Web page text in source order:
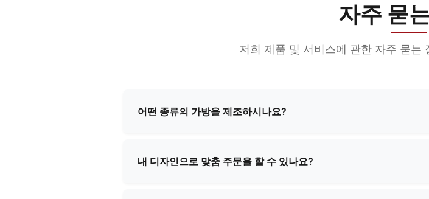
자주 묻
저희 제품 및 서비스에 관한 자주 묻는
어떤 종류의 가방을 제조하시나요?
다. 표준 디자인과 맞춤형 솔루션을 모두 제공하여 고객님의 특정 요
내 디자인으로 맞춤 주문을 할 수 있나요?